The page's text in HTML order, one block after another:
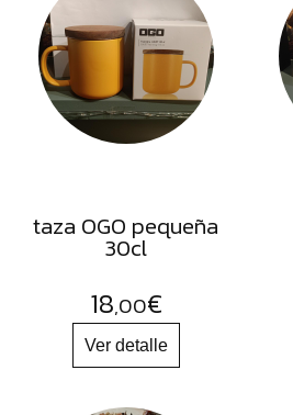
FRUTOS
SECOS
SAL
HIERBAS
HARINAS
FLORES
PRODUCTOS
ACCESORIOS
ALIMENTOS
DESHIDRATADOS
taza OGO pequeña
30cl
18,00€